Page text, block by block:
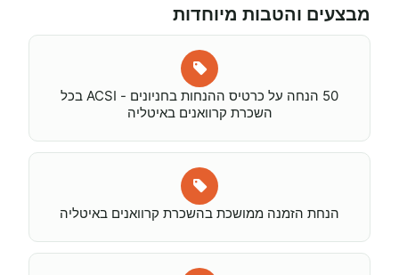
מבצעים והטבות מיוחדות
50 הנחה על כרטיס ההנחות בחניונים - ACSI בכל
השכרת קרוואנים באיטליה
הנחת הזמנה ממושכת בהשכרת קרוואנים באיטליה